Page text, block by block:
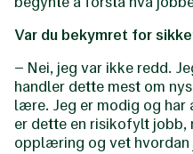
Var du bekymret for
– Nei, jeg var ikke redd.
handler dette mest om
lære. Jeg er modig og
er dette en risikofylt jobb,
opplæring og vet